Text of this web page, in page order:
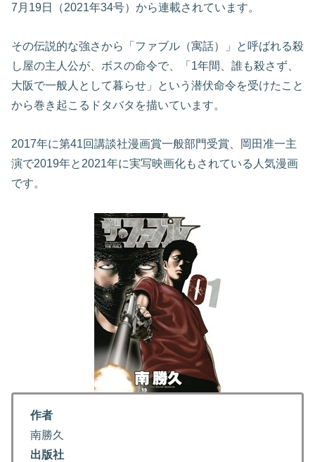
7月19日（2021年34号）から連載されています。
その伝説的な強さから「ファブル（寓話）」と呼ばれる殺
し屋の主人公が、ボスの命令で、「1年間、誰も殺さず、
大阪で一般人として暮らせ」という潜伏命令を受けたこと
から巻き起こるドタバタを描いています。
2017年に第41回講談社漫画賞一般部門受賞、岡田准一主
演で2019年と2021年に実写映画化もされている人気漫画
です。
作者
南勝久
出版社